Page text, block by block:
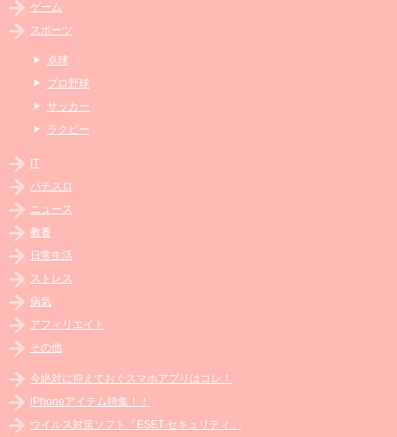
ゲーム
スポーツ
卓球
プロ野球
サッカー
ラクビー
IT
パチスロ
ニュース
教養
日常生活
ストレス
病気
アフィリエイト
その他
今絶対に抑えておくスマホアプリはコレ！
iPhoneアイテム特集！！
ウイルス対策ソフト「ESET セキュリティ」